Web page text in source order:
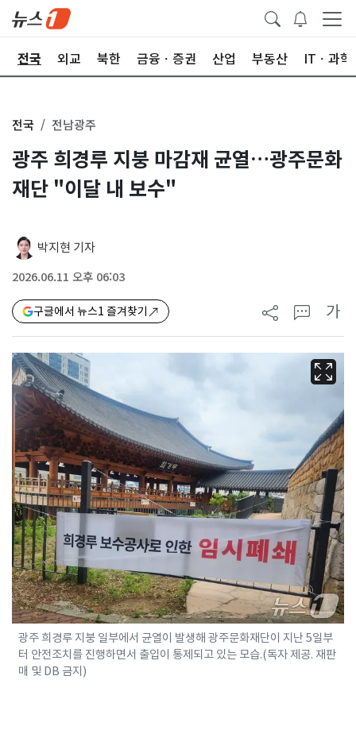
전국 외교 북한 금융ㆍ증권 산업 부동산 ITㆍ과학
전국 전남광주
광주 희경루 지붕 마감재 균열…광주문화
재단 "이달 내 보수"
박지현 기자
2026.06.11 오후 06:03
구글에서 뉴스1 즐겨찾기 가
광주 희경루 지붕 일부에서 균열이 발생해 광주문화재단이 지난 5일부
터 안전조치를 진행하면서 출입이 통제되고 있는 모습.(독자 제공. 재판
매 및 DB 금지)